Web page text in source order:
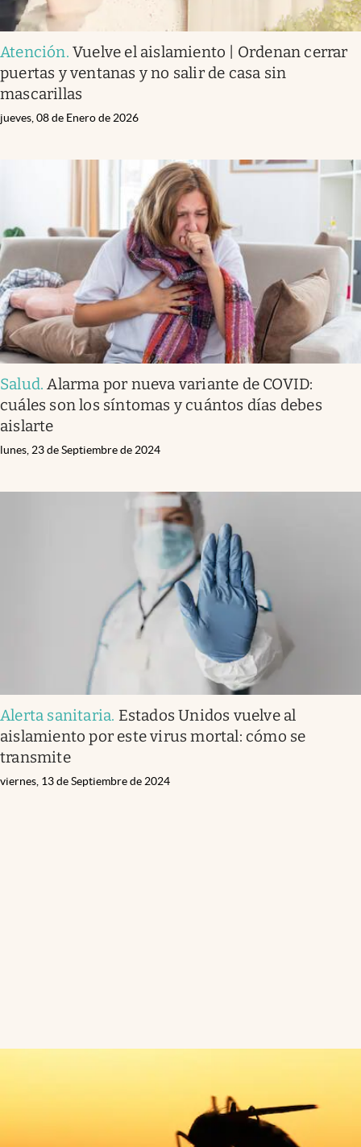
El Cronista Studio
Mediakit
abre en nueva pestaña
Argentina
Atención.Vuelve el aislamiento | Ordenan cerrar
puertas y ventanas y no salir de casa sin
mascarillas
jueves, 08 de Enero de 2026
Salud. Alarma por nueva variante de COVID:
cuáles son los síntomas y cuántos días debes
aislarte
lunes, 23 de Septiembre de 2024
Alerta sanitaria. Estados Unidos vuelve al
aislamiento por este virus mortal: cómo se
transmite
viernes, 13 de Septiembre de 2024